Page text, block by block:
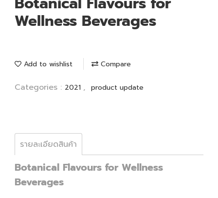
Wellness Beverages
Add to wishlist Compare
Categories : 2021 , product update
รายละเอียดสินค้า
Botanical Flavours for Wellness
Beverages